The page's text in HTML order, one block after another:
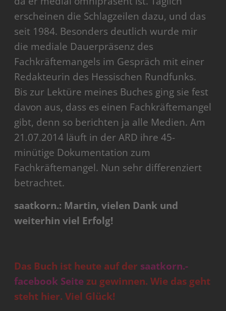
erscheinen die Schlagzeilen dazu, und das
seit 1984. Besonders deutlich wurde mir
die mediale Dauerpräsenz des
Fachkräftemangels im Gespräch mit einer
Redakteurin des Hessischen Rundfunks.
Bis zur Lektüre meines Buches ging sie fest
davon aus, dass es einen Fachkräftemangel
gibt, denn so berichten ja alle Medien. Am
21.07.2014 läuft in der ARD ihre 45-
minütige Dokumentation zum
Fachkräftemangel. Nun sehr differenziert
betrachtet.
saatkorn.: Martin, vielen Dank und
weiterhin viel Erfolg!
Das Buch ist heute auf der saatkorn.-
facebook Seitezu gewinnen. Wie das geht
steht hier. Viel Glück!